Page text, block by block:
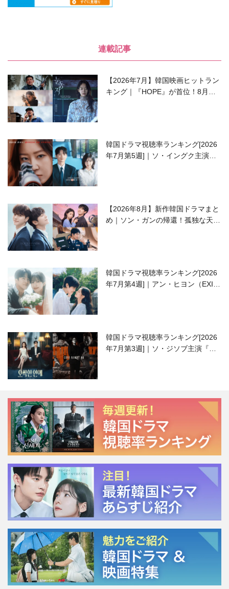
連載記事
【2026年7月】韓国映画ヒットラン
キング｜『HOPE』が首位！8月公
韓国ドラマ視聴率ランキング[2026
年7月第5週]｜ソ・イングク主演の
【2026年8月】新作韓国ドラマまと
め｜ソン・ガンの帰還！孤独な天才
韓国ドラマ視聴率ランキング[2026
年7月第4週]｜アン・ヒヨン（EXID
韓国ドラマ視聴率ランキング[2026
年7月第3週]｜ソ・ジソブ主演『エ